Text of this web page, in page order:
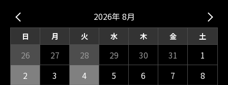
2026年 8月
日 月 火 水 木 金 土
26 27 28 29 30 31
1
2
3 4 5 6 7
8